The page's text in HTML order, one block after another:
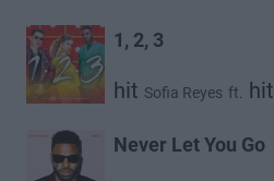
1, 2, 3
hit Sofia Reyes ft. hit
Never Let You Go